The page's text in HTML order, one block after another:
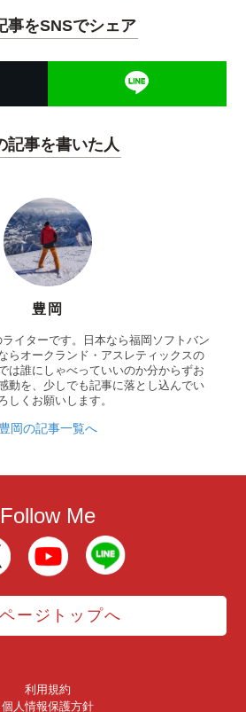
事をSNSでシェア
記事を書いた人
豊岡
イターです。日本なら福岡ソフトバン
らオークランド・アスレティックスの
は誰にしゃべっていいのか分からずお
動を、少しでも記事に落とし込んでい
しくお願いします。
豊岡の記事一覧へ
Follow Me
ページトップへ
利用規約
個人情報保護方針